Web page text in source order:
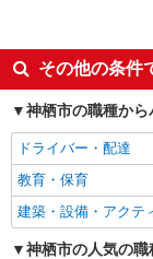
社会保険あり
その他の条件
神栖市の職種か
ドライバー・配達
教育・保育
建築・設備・アクテ
神栖市の人気の